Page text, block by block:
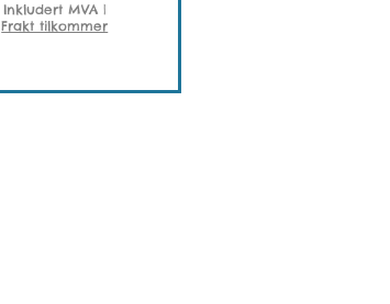
Inkludert MVA |
Frakt tilkommer